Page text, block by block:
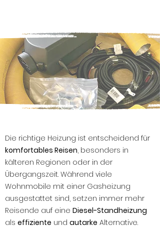
Die richtige Heizung ist entscheidend für
komfortables Reisen, besonders in
kälteren Regionen oder in der
Übergangszeit. Während viele
Wohnmobile mit einer Gasheizung
ausgestattet sind, setzen immer mehr
Reisende auf eine Diesel-Standheizung
als effiziente und autarke Alternative.